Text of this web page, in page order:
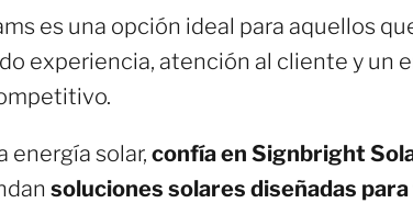
es una opción ideal para aquellos
experiencia, atención al cliente y un
energía solar, confía en Signbright
soluciones solares diseñadas